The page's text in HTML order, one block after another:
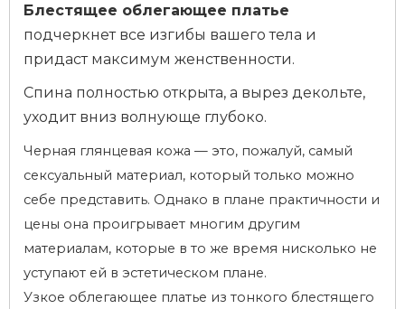
Блестящее облегающее платье
подчеркнет все изгибы вашего тела и
придаст максимум женственности.
Спина полностью открыта, а вырез декольте,
уходит вниз волнующе глубоко.
Черная глянцевая кожа — это, пожалуй, самый
сексуальный материал, который только можно
себе представить. Однако в плане практичности и
цены она проигрывает многим другим
материалам, которые в то же время нисколько не
уступают ей в эстетическом плане.
Узкое облегающее платье из тонкого блестящего